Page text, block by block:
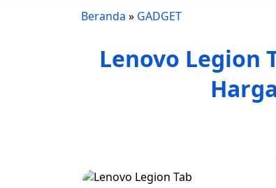
Beranda » GADGET
Lenovo Legion